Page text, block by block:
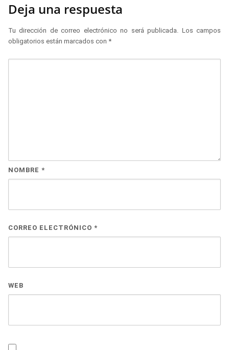
Deja una respuesta
Tu dirección de correo electrónico no será publicada. Los campos
obligatorios están marcados con *
NOMBRE *
CORREO ELECTRÓNICO *
WEB